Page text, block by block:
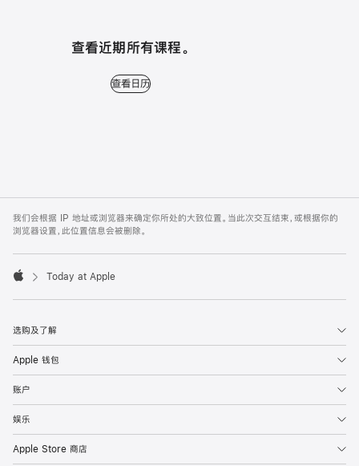
查看近期所有课程。
查看日历 - 查看近期所有课程。
查看日历
Footer
我们会根据 IP 地址或浏览器来确定你所处的大致位置。当此次交互结束，或根据你的
浏览器设置，此位置信息会被删除。
Today at Apple
选购及了解
Apple 钱包
账户
娱乐
Apple Store 商店